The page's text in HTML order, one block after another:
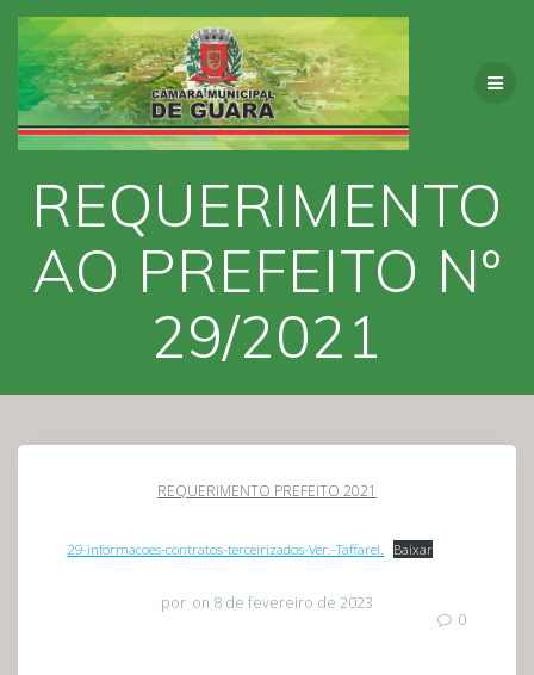
Skip
to
content
REQUERIMENTO
AO PREFEITO Nº
29/2021
REQUERIMENTO PREFEITO 2021
29-informacoes-contratos-terceirizados-Ver.-Taffarel. Baixar
por on 8 de fevereiro de 2023
0